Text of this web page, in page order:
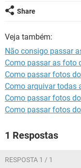
GUIA DE COMPRAS
Share
Veja também:
Não consigo passar
Como passar as foto
Como passar fotos
Como arquivar todas
Como passar fotos
Como passar fotos
1 Respostas
RESPOSTA 1 / 1